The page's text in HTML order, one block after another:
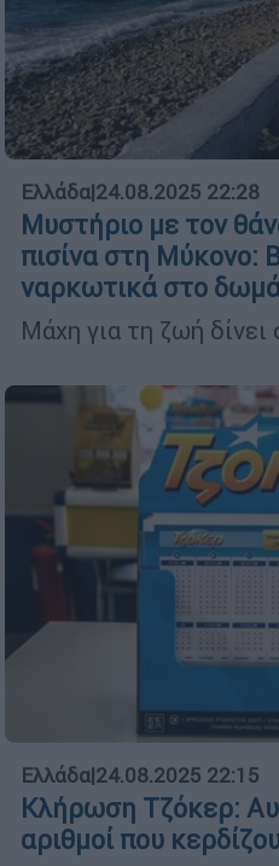
Ελλάδα|24.08.2025 22:28
Μυστήριο με τον
πισίνα στη Μύκονο:
ναρκωτικά στο
Μάχη για τη ζωή δίνει
Ελλάδα|24.08.2025 22:15
Κλήρωση Τζόκερ:
αριθμοί που